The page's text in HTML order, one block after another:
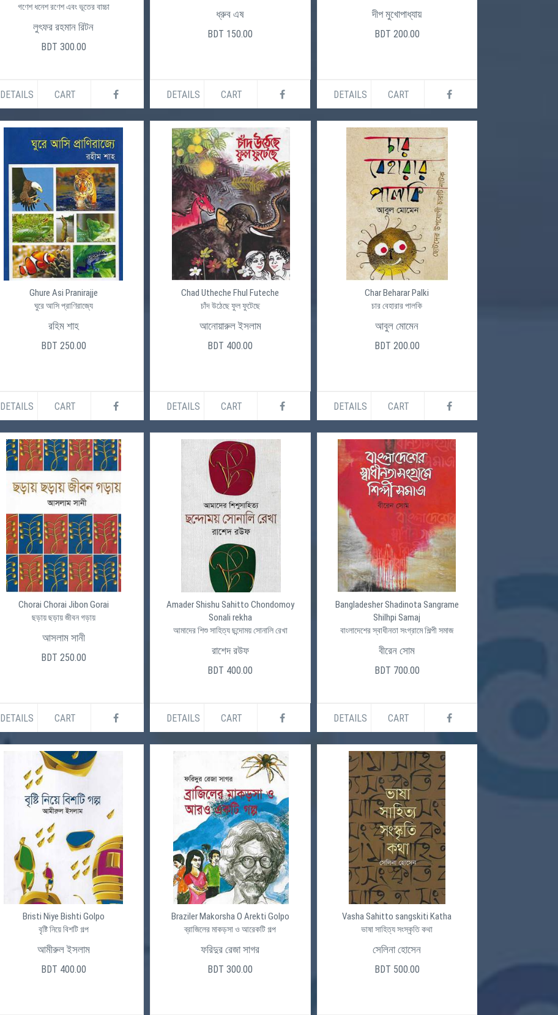
গণেশ ধনেশ রণেশ এবং ভূতের বাচ্চা
লুৎফর রহমান রিটন
BDT 300.00
DETAILS CART
ধ্রুব এষ
BDT 150.00
DETAILS CART
দীপ মুখোপাধ্যায়
BDT 200.00
DETAILS CART
Ghure Asi Pranirajje
ঘুরে আসি প্রাণিরাজ্যে
রহিম শাহ
BDT 250.00
DETAILS CART
Chad Utheche Fhul Futeche
চাঁদ উঠেছে ফুল ফুটেছে
আনোয়ারুল ইসলাম
BDT 400.00
DETAILS CART
Char Beharar Palki
চার বেহারার পালকি
আবুল মোমেন
BDT 200.00
DETAILS CART
Chorai Chorai Jibon Gorai
ছড়ায় ছড়ায় জীবন গড়ায়
আসলাম সানী
BDT 250.00
DETAILS CART
Amader Shishu Sahitto Chondomoy
Sonali rekha
আমাদের শিশু সাহিত্য ছন্দোময় সোনালি রেখা
রাশেদ রউফ
BDT 400.00
DETAILS CART
Bangladesher Shadinota Sangrame
Shilhpi Samaj
বাংলাদেশের স্বাধীনতা সংগ্রামে শিল্পী সমাজ
বীরেন সোম
BDT 700.00
DETAILS CART
Bristi Niye Bishti Golpo
বৃষ্টি নিয়ে বিশটি গল্প
আমীরুল ইসলাম
BDT 400.00
Braziler Makorsha O Arekti Golpo
ব্রাজিলের মাকড়সা ও আরেকটি গল্প
ফরিদুর রেজা সাগর
BDT 300.00
Vasha Sahitto sangskiti Katha
ভাষা সাহিত্য সংস্কৃতি কথা
সেলিনা হোসেন
BDT 500.00